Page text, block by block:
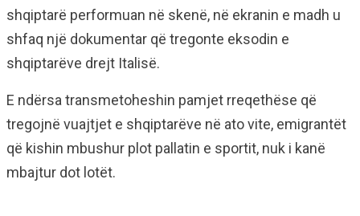
shqiptarë performuan në skenë, në ekranin e madh u
shfaq një dokumentar që tregonte eksodin e
shqiptarëve drejt Italisë.
E ndërsa transmetoheshin pamjet rreqethëse që
tregojnë vuajtjet e shqiptarëve në ato vite, emigrantët
që kishin mbushur plot pallatin e sportit, nuk i kanë
mbajtur dot lotët.